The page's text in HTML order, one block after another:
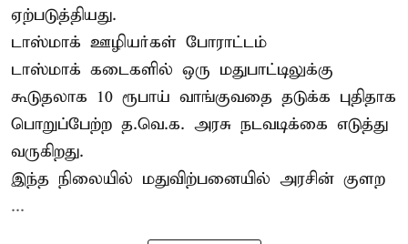
ஏற்படுத்தியது.
டாஸ்மாக் ஊழியர்கள் போராட்டம்
டாஸ்மாக் கடைகளில் ஒரு மதுபாட்டிலுக்கு
கூடுதலாக 10 ரூபாய் வாங்குவதை தடுக்க புதிதாக
பொறுப்பேற்ற த.வெ.க. அரசு நடவடிக்கை எடுத்து
வருகிறது.
இந்த நிலையில் மதுவிற்பனையில் அரசின் குளற
...